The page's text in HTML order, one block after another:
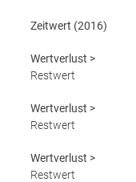
Zeitwert (2016)
Wertverlust >
Restwert
Wertverlust >
Restwert
Wertverlust >
Restwert